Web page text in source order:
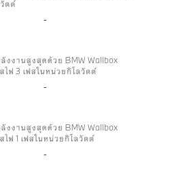
ตต์
-
งงานสูงสุดด้วย BMW Wallbox
ฟ 3 เฟสในหน่วยกิโลวัตต์
-
งงานสูงสุดด้วย BMW Wallbox
ฟ 1 เฟสในหน่วยกิโลวัตต์
-